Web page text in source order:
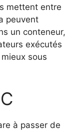
mettent entre
peuvent
un conteneur,
exécutés
sous
à passer de